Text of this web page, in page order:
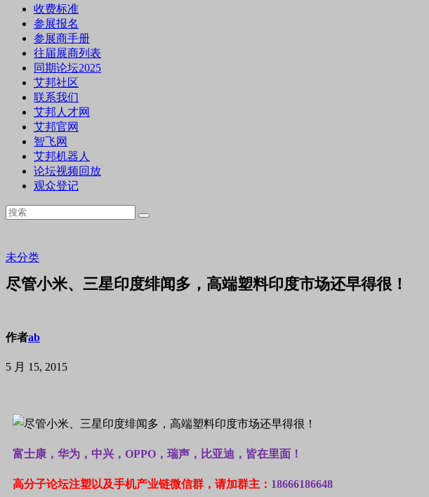
收费标准
参展报名
参展商手册
往届展商列表
同期论坛2025
艾邦社区
联系我们
艾邦人才网
艾邦官网
智飞网
艾邦机器人
论坛视频回放
观众登记
未分类
尽管小米、三星印度绯闻多，高端塑料印度市场还早得很！
作者ab
5 月 15, 2015
富士康，华为，中兴，OPPO，瑞声，比亚迪，皆在里面！
高分子论坛注塑以及手机产业链微信群，请加群主： 18666186648